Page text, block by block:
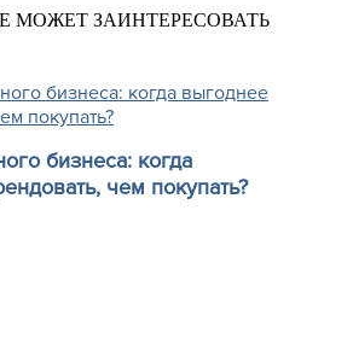
МОЖЕТ ЗАИНТЕРЕСОВАТЬ
бизнеса: когда
чем покупать?